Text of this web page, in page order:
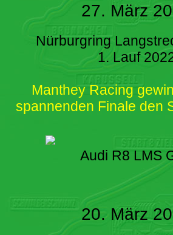
27. März
Nürburgring
1. Lauf
Manthey Racing
spannenden Finale den
Audi R8 LMS
20. März